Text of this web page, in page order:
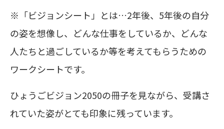
※「ビジョンシート」とは…2年後、5年後の自分
の姿を想像し、どんな仕事をしているか、どんな
人たちと過ごしているか等を考えてもらうための
ワークシートです。
ひょうごビジョン2050の冊子を見ながら、受講さ
れていた姿がとても印象に残っています。